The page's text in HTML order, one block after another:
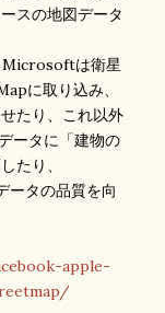
スの地図データ
Microsoftは衛星
に取り込み、
たり、これ以外
ータに「建物の
たり、
ータの品質を向
apple-